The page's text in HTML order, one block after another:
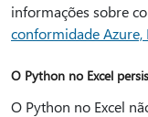
informações sobre
conformidade
O Python no Excel
O Python no Excel